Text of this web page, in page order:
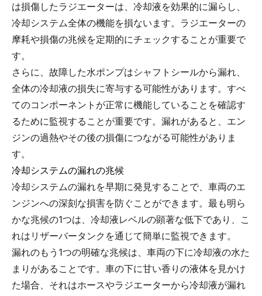
は損傷したラジエーターは、冷却液を効果的に漏らし、
冷却システム全体の機能を損ないます。ラジエーターの
摩耗や損傷の兆候を定期的にチェックすることが重要で
す。
さらに、故障した水ポンプはシャフトシールから漏れ、
全体の冷却液の損失に寄与する可能性があります。すべ
てのコンポーネントが正常に機能していることを確認す
るために監視することが重要です。漏れがあると、エン
ジンの過熱やその後の損傷につながる可能性がありま
す。
冷却システムの漏れの兆候
冷却システムの漏れを早期に発見することで、車両のエ
ンジンへの深刻な損害を防ぐことができます。最も明ら
かな兆候の1つは、冷却液レベルの顕著な低下であり、こ
れはリザーバータンクを通じて簡単に監視できます。
漏れのもう1つの明確な兆候は、車両の下に冷却液の水た
まりがあることです。車の下に甘い香りの液体を見かけ
た場合、それはホースやラジエーターから冷却液が漏れ